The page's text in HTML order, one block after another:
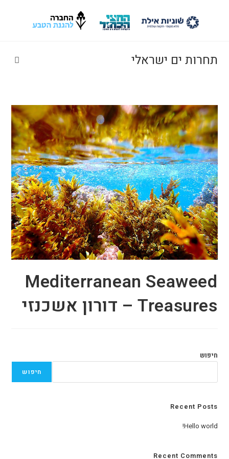
תחרות ים ישראלי
Mediterranean Seaweed
Treasures – דורון אשכנזי
חיפוש
חיפוש
Recent Posts
Hello world!
Recent Comments